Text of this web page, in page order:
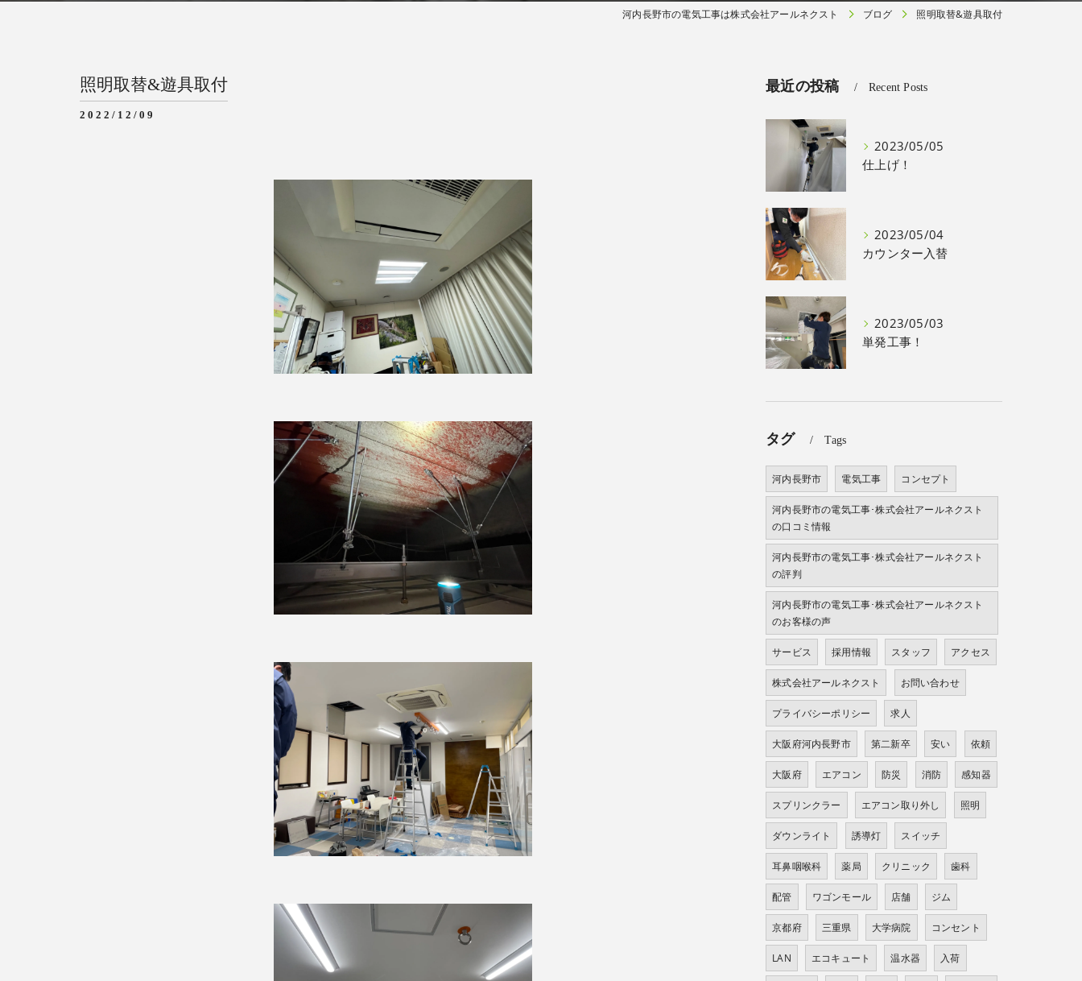
河内長野市の電気工事は株式会社アールネクスト ブログ 照明取替&遊具取付
照明取替&遊具取付
2022/12/09
最近の投稿 Recent Posts
2023/05/05
仕上げ！
2023/05/04
カウンター入替
2023/05/03
単発工事！
タグ Tags
河内長野市 電気工事 コンセプト
河内長野市の電気工事･株式会社アールネクスト
の口コミ情報
河内長野市の電気工事･株式会社アールネクスト
の評判
河内長野市の電気工事･株式会社アールネクスト
のお客様の声
サービス 採用情報 スタッフ アクセス
株式会社アールネクスト お問い合わせ
プライバシーポリシー 求人
大阪府河内長野市 第二新卒 安い 依頼
大阪府 エアコン 防災 消防 感知器
スプリンクラー エアコン取り外し 照明
ダウンライト 誘導灯 スイッチ
耳鼻咽喉科 薬局 クリニック 歯科
配管 ワゴンモール 店舗 ジム
京都府 三重県 大学病院 コンセント
LAN エコキュート 温水器 入荷